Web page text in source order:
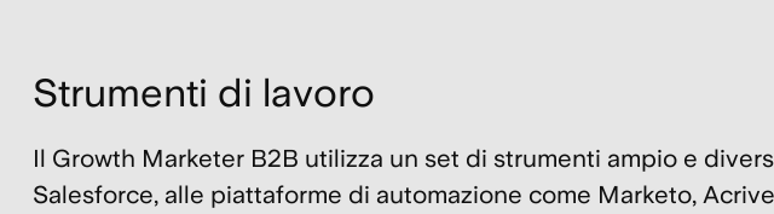
Strumenti di lavoro
Il Growth Marketer B2B utilizza un set di strumenti ampio e
Salesforce, alle piattaforme di automazione come Marketo,